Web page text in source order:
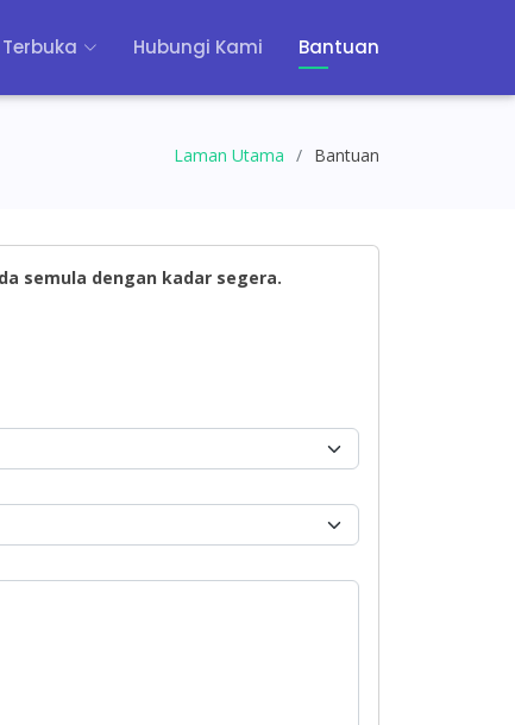
Hubungi Kami Bantuan
Laman Utama Bantuan
semula dengan kadar segera.